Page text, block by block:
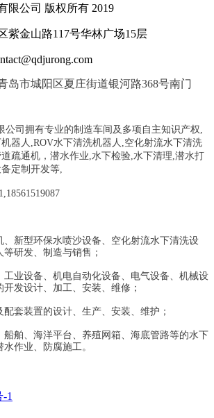
限公司 版权所有 2019
紫金山路117号华林广场15层
岛市城阳区夏庄街道银河路368号南门
公司拥有专业的制造车间及多项自主知识产权,
器人,ROV水下清洗机器人,空化射流水下清洗
道疏通机 ， 潜水作业,水下检验,水下清理,潜水打
定制开发等,
、新型环保水喷沙设备、空化射流水下清洗设
研发、制造与销售；
工业设备、机电自动化设备、电气设备、机械设
发设计、加工、安装、维修；
配套装置的设计、生产、安装、维护；
船舶、海洋平台、养殖网箱、海底管路等的水下
作业、防腐施工。
-1